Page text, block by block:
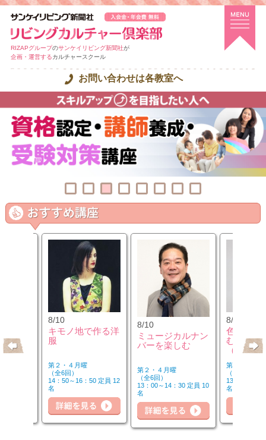
RIZAPグループのサンケイリビング新聞社が
企画・運営するカルチャースクール
お問い合わせは各教室へ
＆リ
8/10
キモノ地で作る洋
服
第２・４月曜
（全6回）
14：50～16：50 定員 12
名
8/10
ミュージカルナン
バーを楽しむ
第２・４月曜
（全6回）
13：00～14：30 定員 10
名
8/12
色のチカ
むカラー
（第2水
第２水曜
（全3回）
13：00～14
名
詳細を見る 詳細を見る